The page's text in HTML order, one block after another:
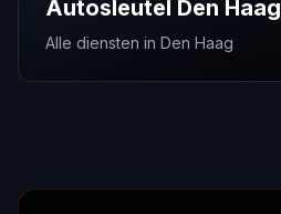
Autosleutel Den Haag
Alle diensten in Den Haag